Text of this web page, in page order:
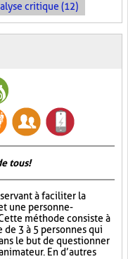
critique (12)
tous!
à faciliter la
une personne-
méthode consiste à
3 à 5 personnes qui
le but de questionner
En d’autres